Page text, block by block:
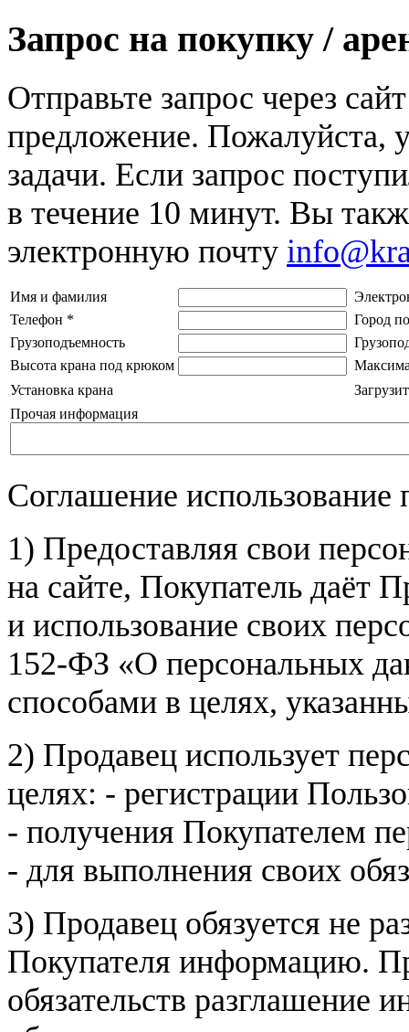
Запрос на покупку /
Отправьте запрос через
предложение. Пожалуйста,
задачи. Если запрос
в течение 10 минут. Вы
электронную почту
Имя и фамилия
Телефон *
Город
Грузоподъемность
Высота крана под крюком
Установка крана
Прочая информация
Соглашение
1) Предоставляя свои
на сайте, Покупатель даёт
и использование своих
152-ФЗ «О персональных
способами в целях,
2) Продавец использует
целях: - регистрации
- получения Покупателем
- для выполнения своих
3) Продавец обязуется не
Покупателя информацию.
обязательств разглашение